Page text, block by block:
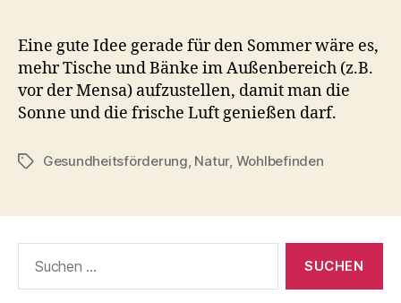
Eine gute Idee gerade für den Sommer wäre es,
mehr Tische und Bänke im Außenbereich (z.B.
vor der Mensa) aufzustellen, damit man die
Sonne und die frische Luft genießen darf.
Schlagwörter
Gesundheitsförderung Natur, Wohlbefinden
nach: